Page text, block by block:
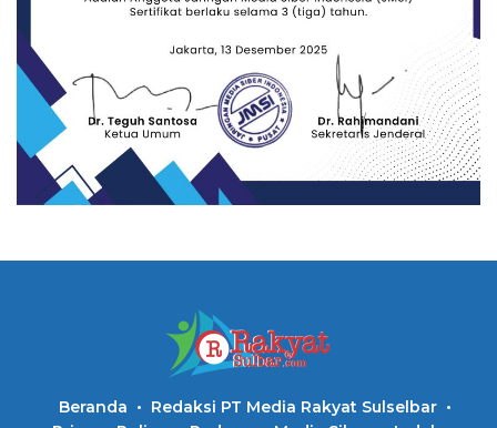
Beranda
Redaksi PT Media Rakyat Sulselbar